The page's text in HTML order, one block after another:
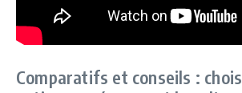
Comparatifs et conseils :